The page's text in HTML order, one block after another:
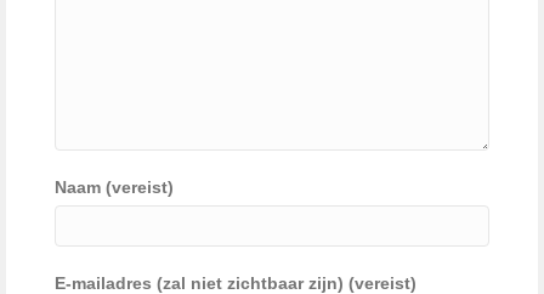
Naam (vereist)
E-mailadres (zal niet zichtbaar zijn) (vereist)